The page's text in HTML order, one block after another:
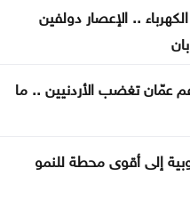
.. الإعصار دولفين
عمّان تغضب الأردنيين .. ما
إلى أقوى محطة للنمو